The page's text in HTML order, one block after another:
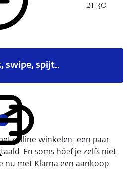
Tijdstip:
21:30
swipe, spijt..
deze
online winkelen: een paar
En soms hóef je zelfs niet
nu met Klarna een aankoop